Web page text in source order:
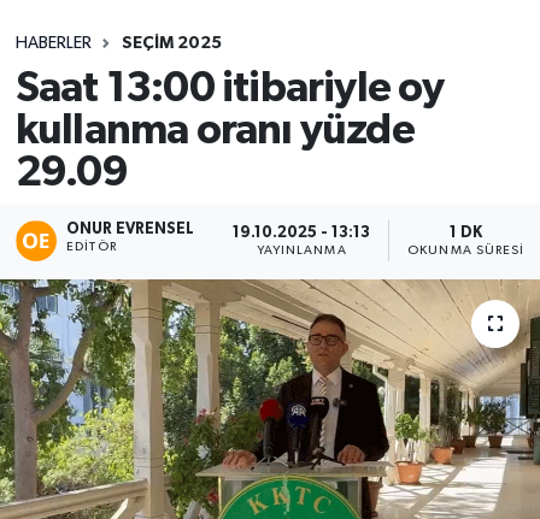
HABERLER SEÇIM 2025
Saat 13:00 itibariyle oy
kullanma oranı yüzde
29.09
ONUR EVRENSEL
EDITÖR
19.10.2025 - 13:13
YAYINLANMA
1 DK
OKUNMA SÜRESI